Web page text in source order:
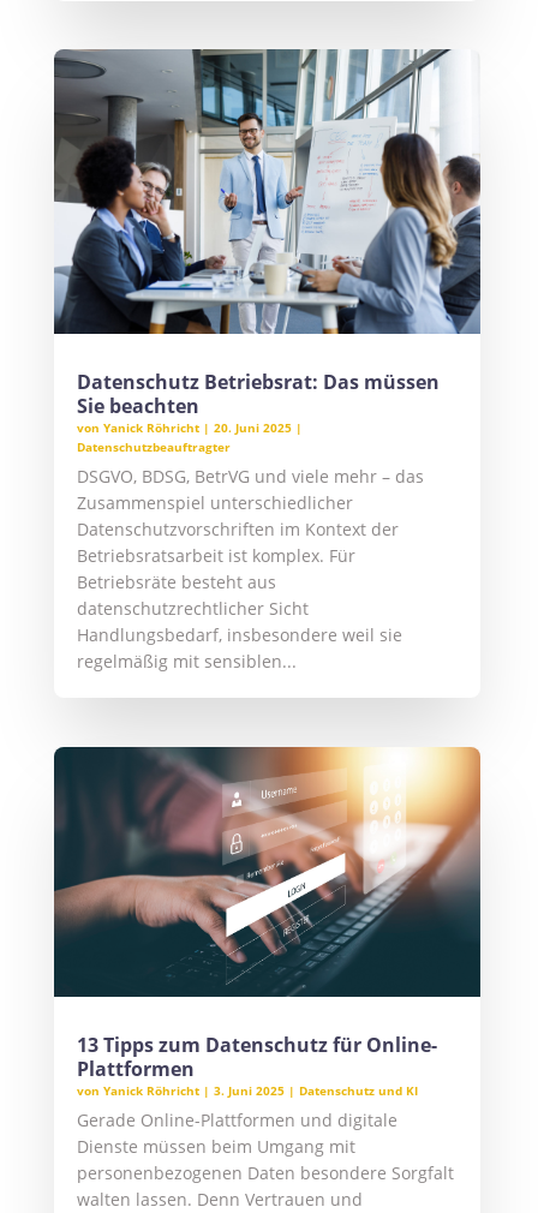
Datenschutz Betriebsrat: Das müssen
Sie beachten
von Yanick Röhricht| 20. Juni 2025|
Datenschutzbeauftragter
DSGVO, BDSG, BetrVG und viele mehr – das
Zusammenspiel unterschiedlicher
Datenschutzvorschriften im Kontext der
Betriebsratsarbeit ist komplex. Für
Betriebsräte besteht aus
datenschutzrechtlicher Sicht
Handlungsbedarf, insbesondere weil sie
regelmäßig mit sensiblen...
13 Tipps zum Datenschutz für Online-
Plattformen
von Yanick Röhricht| 3. Juni 2025| Datenschutz und KI
Gerade Online-Plattformen und digitale
Dienste müssen beim Umgang mit
personenbezogenen Daten besondere Sorgfalt
walten lassen. Denn Vertrauen und